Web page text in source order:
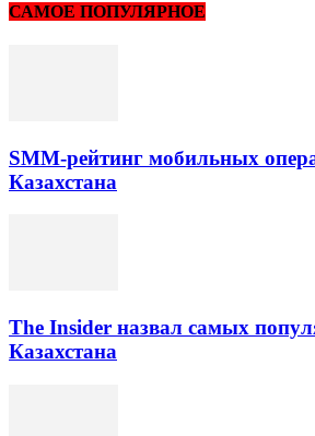
САМОЕ ПОПУЛЯРНОЕ
SMM-рейтинг мобильных
Казахстана
The Insider назвал самых
Казахстана